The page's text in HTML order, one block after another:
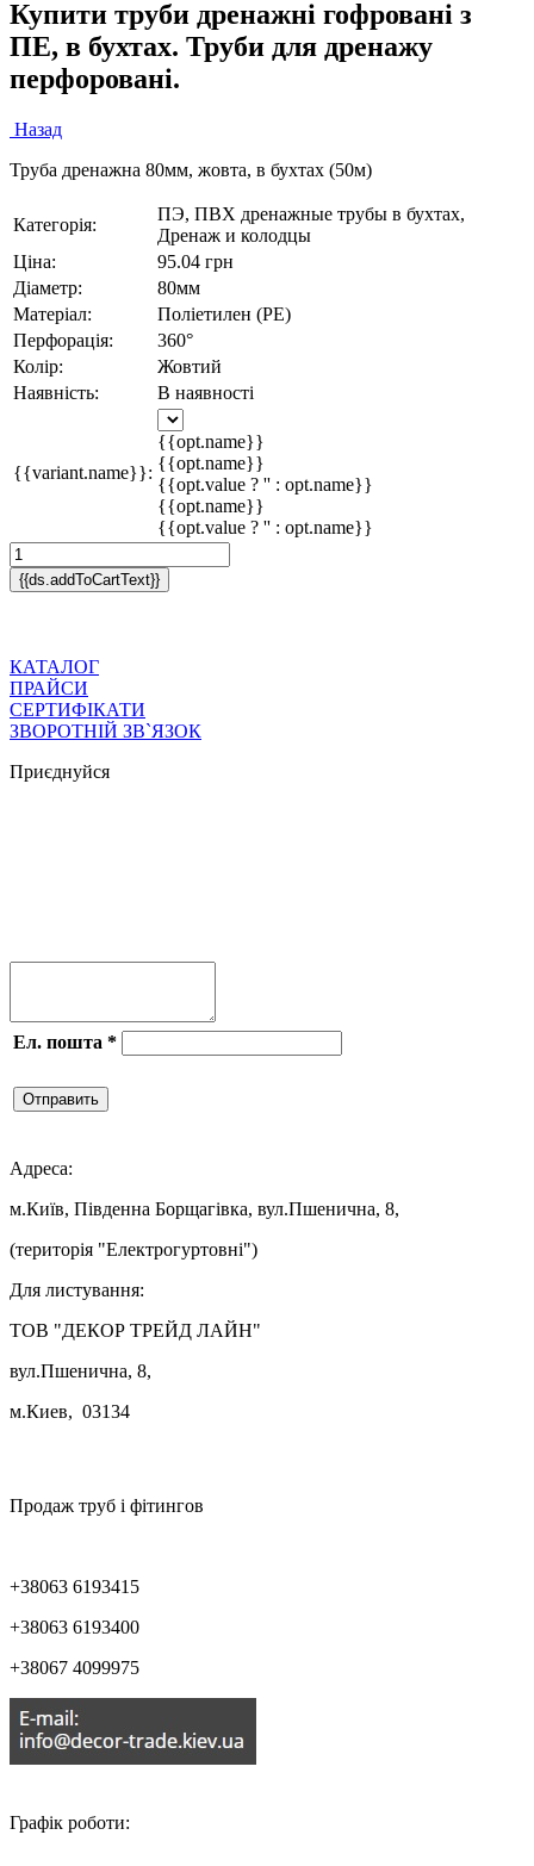
Купити труби дренажні гофровані з
ПЕ, в бухтах. Труби для дренажу
перфоровані.
Назад
Труба дренажна 80мм, жовта, в бухтах (50м)
Категорія:
ПЭ, ПВХ дренажные трубы в бухтах,
Дренаж и колодцы
Ціна:
95.04 грн
Діаметр:
80мм
Матеріал:
Поліетилен (PE)
Перфорація:
360°
Колір:
Жовтий
Наявність:
В наявності
{{variant.name}}:
{{opt.name}}
{{opt.name}}
{{opt.value ? '' : opt.name}}
{{opt.name}}
{{opt.value ? '' : opt.name}}
{{ds.addToCartText}}
КАТАЛОГ
ПРАЙСИ
СЕРТИФІКАТИ
ЗВОРОТНІЙ ЗВ`ЯЗОК
Приєднуйся
Ел. пошта *
Отправить
Адреса:
м.Київ, Південна Борщагівка, вул.Пшенична, 8,
(територія "Електрогуртовні")
Для листування:
ТОВ "ДЕКОР ТРЕЙД ЛАЙН"
вул.Пшенична, 8,
м.Киев, 03134
Продаж труб і фітингов
+38063 6193415
+38063 6193400
+38067 4099975
Графік роботи: